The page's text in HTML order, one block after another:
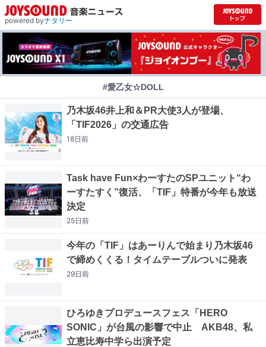
powered byナタリー
#愛乙女☆DOLL
乃木坂46井上和＆PR大使3人が登場、
「TIF2026」の交通広告
18日前
Task have Fun×わーすたのSPユニット“わ
ーすたすく”復活、「TIF」特番が今年も放送
決定
25日前
今年の「TIF」はあーりんで始まり乃木坂46
で締めくくる！タイムテーブルついに発表
29日前
ひろゆきプロデュースフェス「HERO
SONIC」が台風の影響で中止 AKB48、私
立恵比寿中学ら出演予定